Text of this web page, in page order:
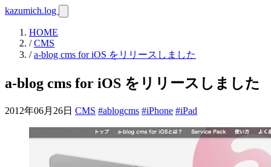
kazumich.log
HOME
/CMS
/a-blog cms for iOS をリリースしました
a-blog cms for iOS をリリースしました
2012年06月26日 CMS #ablogcms #iPhone #iPad